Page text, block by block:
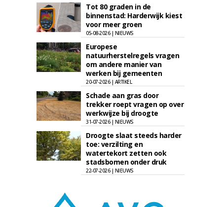
Tot 80 graden in de
binnenstad: Harderwijk kiest
voor meer groen
05-08-2026 | NIEUWS
Europese
natuurherstelregels vragen
om andere manier van
werken bij gemeenten
20-07-2026 | ARTIKEL
Schade aan gras door
trekker roept vragen op over
werkwijze bij droogte
31-07-2026 | NIEUWS
Droogte slaat steeds harder
toe: verzilting en
watertekort zetten ook
stadsbomen onder druk
22-07-2026 | NIEUWS